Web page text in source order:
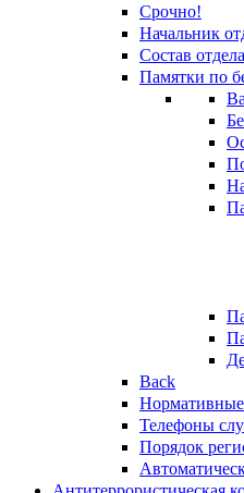
Срочно!
Начальник
Состав
Памятки по
Back
Телефоны
Порядок